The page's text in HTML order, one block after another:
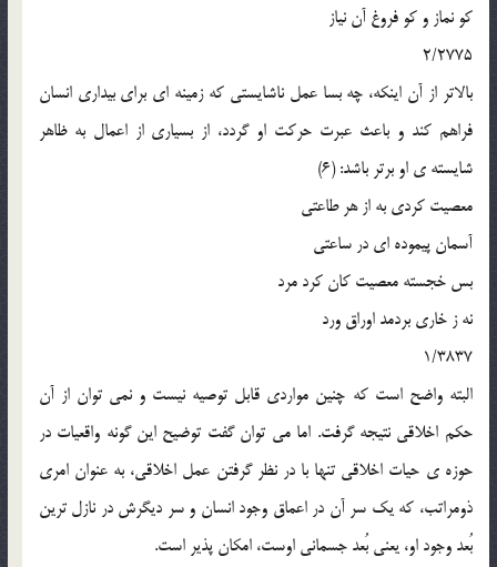
کو نماز و کو فروغ آن نياز
2/2775
بالاتر از آن اينکه، چه بسا عمل ناشايستي که زمينه اي براي بيداري انسان
فراهم کند و باعث عبرت حرکت او گردد، از بسياري از اعمال به ظاهر
شايسته ي او برتر باشد: (6)
معصيت کردي به از هر طاعتي
آسمان پيموده اي در ساعتي
بس خجسته معصيت کان کرد مرد
نه ز خاري بردمد اوراق ورد
1/3837
البته واضح است که چنين مواردي قابل توصيه نيست و نمي توان از آن
حکم اخلاقي نتيجه گرفت. اما مي توان گفت توضيح اين گونه واقعيات در
حوزه ي حيات اخلاقي تنها با در نظر گرفتن عمل اخلاقي، به عنوان امري
ذومراتب، که يک سر آن در اعماق وجود انسان و سر ديگرش در نازل ترين
بُعد وجود او، يعني بُعد جسماني اوست، امکان پذير است.